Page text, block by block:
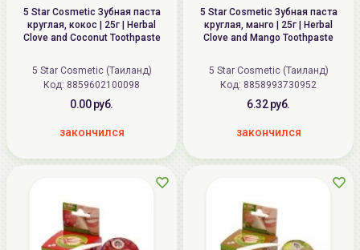
5 Star Cosmetic Зубная паста
круглая, кокос | 25г | Herbal
Clove and Coconut Toothpaste
5 Star Cosmetic (Таиланд)
Код: 8859602100098
0.00 руб.
закончился
5 Star Cosmetic Зубная паста
круглая, манго | 25г | Herbal
Clove and Mango Toothpaste
5 Star Cosmetic (Таиланд)
Код: 8858993730952
6.32 руб.
закончился